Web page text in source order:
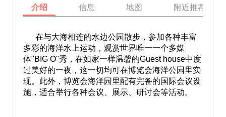
介绍 信息 地图 附近推荐景点
在与大海相连的水边公园散步，参加各种丰富
多彩的海洋水上运动，观赏世界唯一一个多媒
体"BIG O"秀，在如家一样温馨的Guest house中度
过美好的一夜，这一切均可在博览会海洋公园里实
现。此外，博览会海洋园里配有完备的国际会议设
施，适合举行各种会议、展示、研讨会等活动。